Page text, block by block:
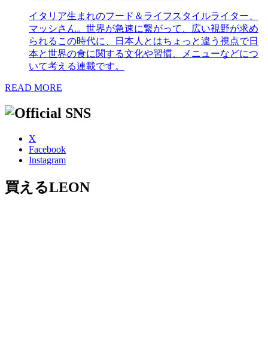
イタリア生まれのフード＆ライフスタイルライター、
マッシさん。世界が急速に繋がって、広い視野が求め
られるこの時代に、日本人とはちょっと違う視点で日
本と世界の食に関する文化や習慣、メニューなどにつ
いて考える連載です。
READ MORE
X
Facebook
Instagram
買えるLEON